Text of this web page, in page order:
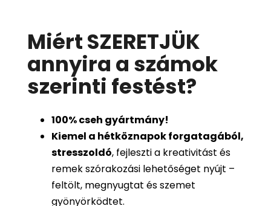
Miért SZERETJÜK
annyira a számok
szerinti festést?
100%cseh gyártmány!
Kiemel a hétköznapok forgatagából,
stresszoldó, fejleszti a kreativitást és
remek szórakozási lehetőséget nyújt –
feltölt, megnyugtat és szemet
gyönyörködtet.